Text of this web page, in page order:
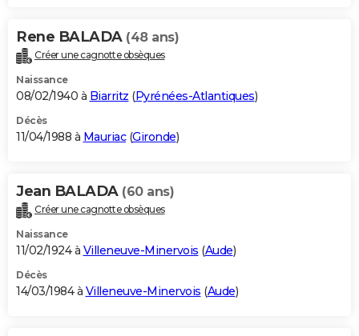
Rene BALADA (48 ans)
Créer une cagnotte obsèques
Naissance
08/02/1940 à Biarritz (Pyrénées-Atlantiques)
Décès
11/04/1988 à Mauriac(Gironde)
Jean BALADA (60 ans)
Créer une cagnotte obsèques
Naissance
11/02/1924 à Villeneuve-Minervois (Aude)
Décès
14/03/1984 à Villeneuve-Minervois (Aude)